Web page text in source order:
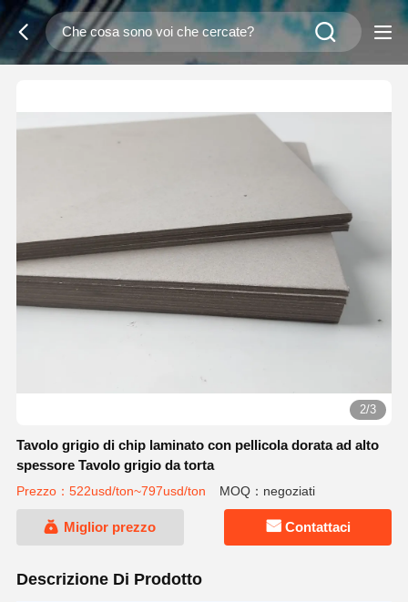
2/3
Tavolo grigio di chip laminato con pellicola dorata ad alto
spessore Tavolo grigio da torta
Prezzo：522usd/ton~797usd/ton MOQ：negoziati
Miglior prezzo Contattaci
Descrizione Di Prodotto